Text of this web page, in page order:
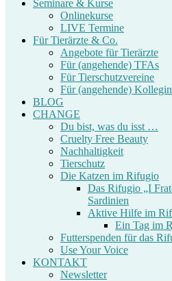
Seminare & Kurse
Onlinekurse
LIVE Termine
Für Tierärzte & Co.
Angebote für Tierärzte
Für (angehende) TFAs
Für Tierschutzvereine
Für (angehende)
BLOG
CHANGE
Du bist, was du isst …
Cruelty Free Beauty
Nachhaltigkeit
Tierschutz
Die Katzen im Rifugio
Das Rifugio „I
Sardinien
Aktive Hilfe im
Ein Tag im
Futterspenden für das
Use Your Voice
KONTAKT
Newsletter